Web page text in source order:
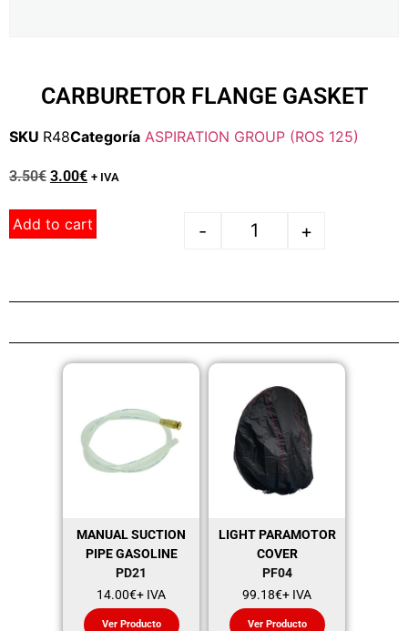
CARBURETOR FLANGE GASKET
SKU R48Categoría ASPIRATION GROUP (ROS 125)
3.50€ 3.00€ + IVA
- +
Add to cart
MANUAL SUCTION
PIPE GASOLINE
PD21
14.00€+ IVA
Ver Producto
LIGHT PARAMOTOR
COVER
PF04
99.18€+ IVA
Ver Producto